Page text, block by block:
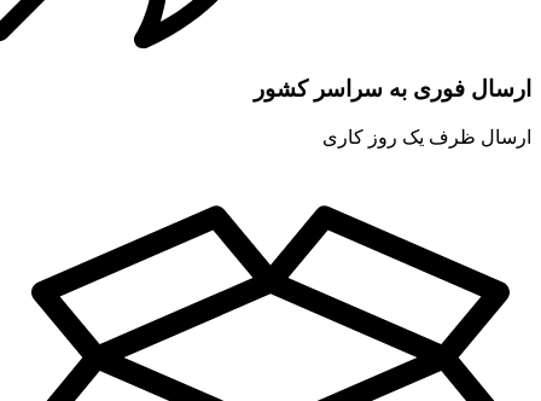
ارسال فوری به سراسر کشور
ارسال ظرف یک روز کاری